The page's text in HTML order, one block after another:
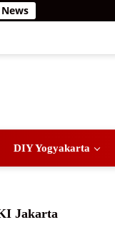
DIY Yogyakarta
Jakarta